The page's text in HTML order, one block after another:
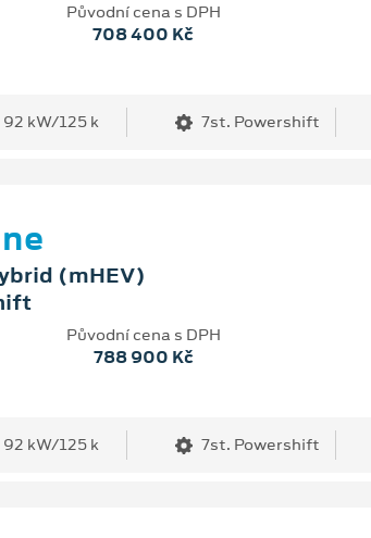
Původní cena s DPH
708 400 Kč
92 kW/125 k 7st. Powershift
(mHEV)
Původní cena s DPH
788 900 Kč
92 kW/125 k 7st. Powershift